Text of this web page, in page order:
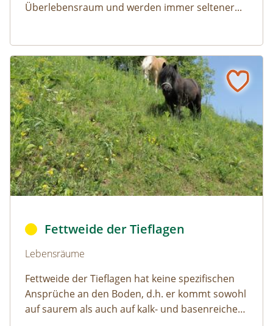
Überlebensraum und werden immer seltener...
Fettweide der Tieflagen
Naturlexikon: Fettweide der Tieflagen
Naturlexikon: Fettweide der Tieflagen
Fettweide der Tieflagen
Lebensräume
Fettweide der Tieflagen hat keine spezifischen
Ansprüche an den Boden, d.h. er kommt sowohl
auf saurem als auch auf kalk- und basenreichem